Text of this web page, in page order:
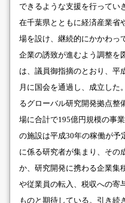
できるような支援を行ってい
在千葉県とともに経済産業省
場を設け、継続的にかかわっ
企業の誘致が進むよう調整を
は、議員御指摘のとおり、平
月に国会を通過し、成立した
るグローバル研究開発拠点整
場に合計で195億円規模の事
の施設は平成30年の稼働が予
に係る研究者が集まり、その
か、研究開発に携わる企業集
や従業員の転入、税収への寄
ものと期待している。引き続